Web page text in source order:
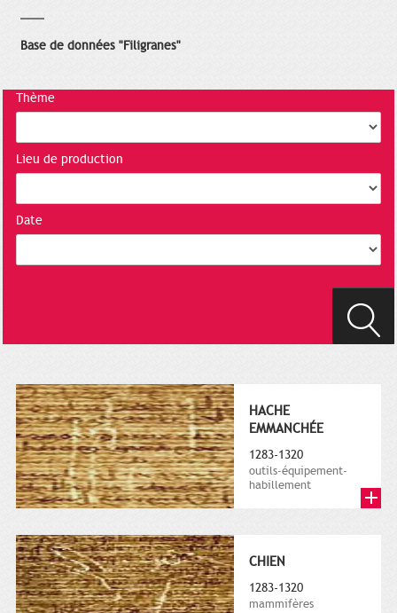
Base de données "Filigranes"
Thème
Lieu de production
Date
HACHE
EMMANCHÉE
1283-1320
outils-équipement-
habillement
CHIEN
1283-1320
mammifères